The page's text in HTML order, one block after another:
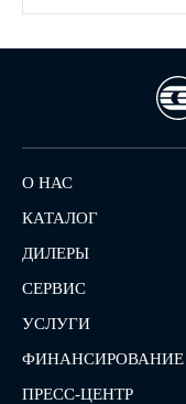
О НАС
КАТАЛОГ
ДИЛЕРЫ
СЕРВИС
УСЛУГИ
ФИНАНСИРОВАНИЕ
ПРЕСС-ЦЕНТР